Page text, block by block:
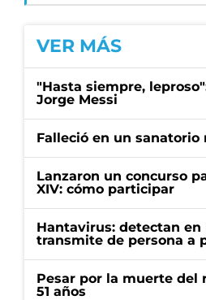
VER MÁS
"Hasta siempre,
Jorge Messi
Falleció en un sanatorio
Lanzaron un concurso
XIV: cómo participar
Hantavirus: detectan en
transmite de persona a
Pesar por la muerte del
51 años